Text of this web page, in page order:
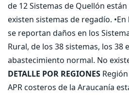
de 12 Sistemas de Quellón
existen sistemas de regadío.
se reportan daños en los
Rural, de los 38 sistemas, los 38
abastecimiento normal. No
DETALLE POR REGIONES
APR costeros de la Araucanía